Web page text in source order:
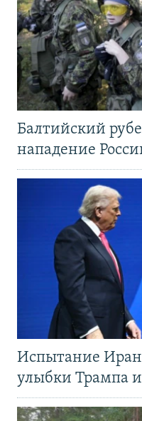
Балтийский
нападение
Испытание
улыбки Трампа